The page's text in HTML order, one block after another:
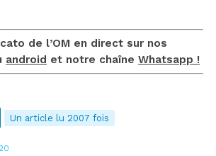
de l’OM en direct sur nos
android et notre chaîne Whatsapp !
Un article lu 2007 fois